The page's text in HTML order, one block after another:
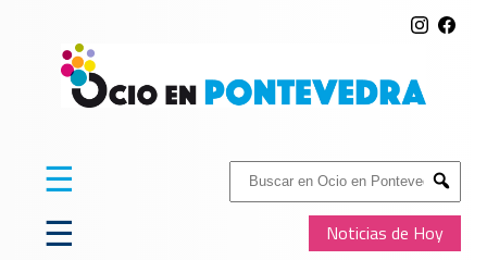
Buscar:
Submit
Noticias de Hoy
☰
☰